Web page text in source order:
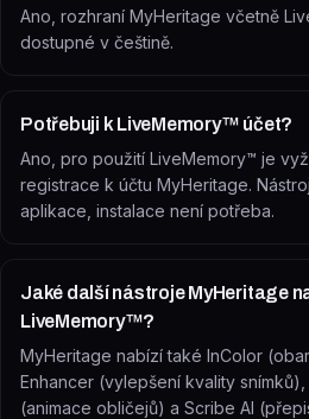
Ano, rozhraní MyHeritage včetně
dostupné v češtině.
Potřebuji k LiveMemory™ účet?
Ano, pro použití LiveMemory™ je
registrace k účtu MyHeritage.
aplikace, instalace není potřeba.
Jaké další nástroje MyHeritage
LiveMemory™?
MyHeritage nabízí také InColor
Enhancer (vylepšení kvality
(animace obličejů) a Scribe AI